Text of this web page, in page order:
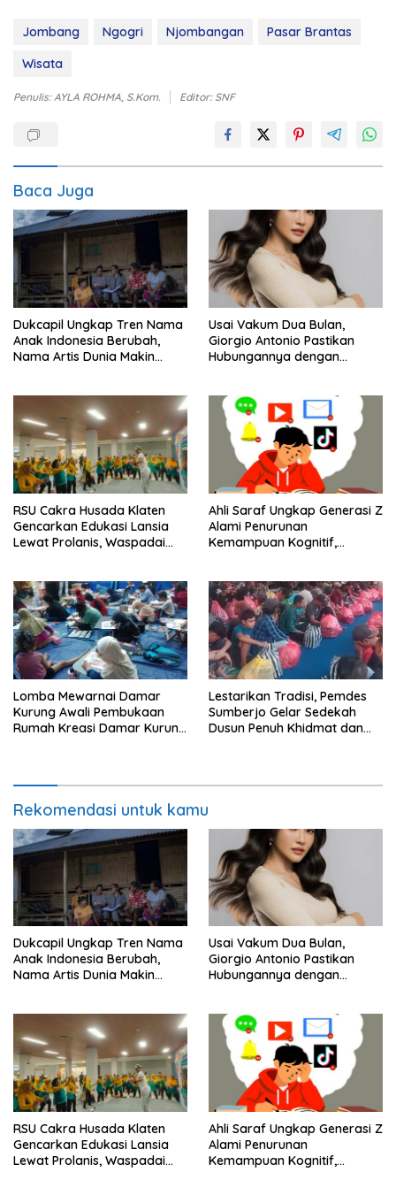
Jombang Ngogri Njombangan
Pasar Brantas
Wisata
Penulis: AYLA ROHMA, S.Kom. Editor: SNF
Baca Juga
Dukcapil Ungkap Tren Nama
Anak Indonesia Berubah,
Nama Artis Dunia Makin
Usai Vakum Dua Bulan,
Giorgio Antonio Pastikan
Hubungannya dengan
RSU Cakra Husada Klaten
Gencarkan Edukasi Lansia
Lewat Prolanis, Waspadai
Ahli Saraf Ungkap Generasi Z
Alami Penurunan
Kemampuan Kognitif,
Lomba Mewarnai Damar
Kurung Awali Pembukaan
Rumah Kreasi Damar Kurung
Lestarikan Tradisi, Pemdes
Sumberjo Gelar Sedekah
Dusun Penuh Khidmat dan
Rekomendasi untuk kamu
Dukcapil Ungkap Tren Nama
Anak Indonesia Berubah,
Nama Artis Dunia Makin
Usai Vakum Dua Bulan,
Giorgio Antonio Pastikan
Hubungannya dengan
RSU Cakra Husada Klaten
Gencarkan Edukasi Lansia
Lewat Prolanis, Waspadai
Ahli Saraf Ungkap Generasi Z
Alami Penurunan
Kemampuan Kognitif,